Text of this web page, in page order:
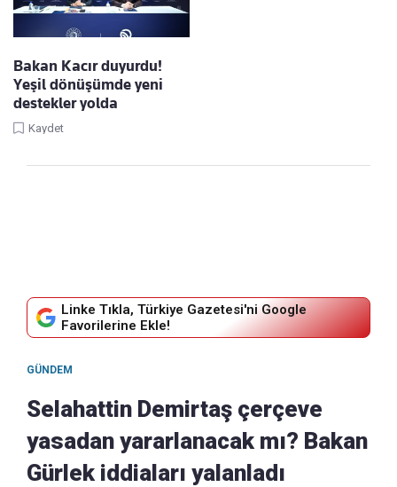
Bakan Kacır duyurdu!
Yeşil dönüşümde yeni
destekler yolda
Kaydet
Linke Tıkla, Türkiye Gazetesi'ni Google
Favorilerine Ekle!
GÜNDEM
Selahattin Demirtaş çerçeve
yasadan yararlanacak mı? Bakan
Gürlek iddiaları yalanladı